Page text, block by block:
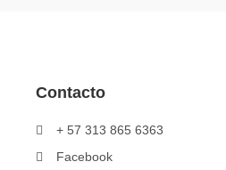
Contacto
+ 57 313 865 6363
Facebook